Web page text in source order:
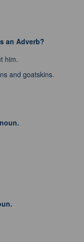
an Adverb?
him.
and goatskins.